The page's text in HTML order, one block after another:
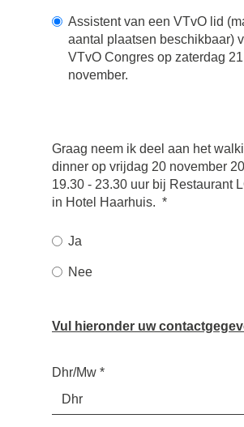
Assistent van een VTvO lid
aantal plaatsen beschikbaar)
VTvO Congres op zaterdag 21
november.
Graag neem ik deel aan het
dinner op vrijdag 20 november
19.30 - 23.30 uur bij Restaurant
in Hotel Haarhuis. *
Ja
Nee
Vul hieronder uw
Dhr/Mw *